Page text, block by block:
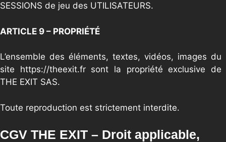
SESSIONS de jeu des UTILISATEURS.
ARTICLE 9 – PROPRIÉTÉ
L’ensemble des éléments, textes, vidéos, images du
site https://theexit.fr sont la propriété exclusive de
THE EXIT SAS.
Toute reproduction est strictement interdite.
CGV THE EXIT – Droit applicable,